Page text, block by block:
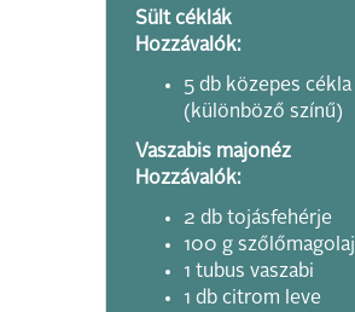
Sült céklák
Hozzávalók:
5 db közepes cékla
(különböző színű)
Vaszabis majonéz
Hozzávalók:
2 db tojásfehérje
100 g szőlőmagolaj
1 tubus vaszabi
1 db citrom leve